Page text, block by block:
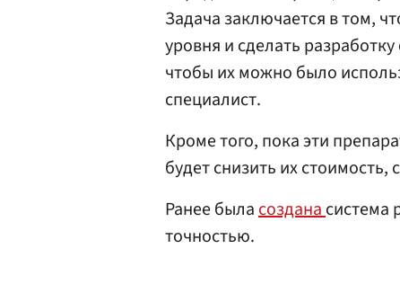
Задача заключается в том,
уровня и сделать
чтобы их можно было
специалист.
Кроме того, пока эти
будет снизить их стоимость,
Ранее быласозданасистема
точностью.